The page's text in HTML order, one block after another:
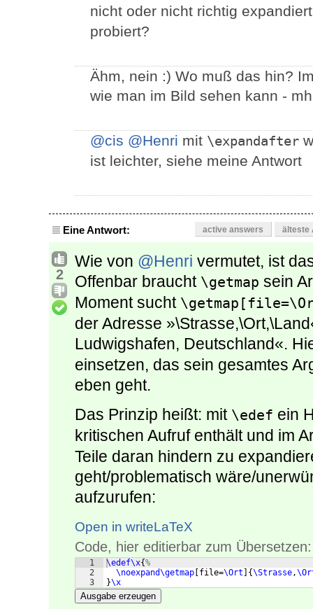
nicht oder nicht richtig
probiert?
Ähm, nein :) Wo muß das hin?
wie man im Bild sehen kann -
@cis @Henri mit \expandafter
ist leichter, siehe meine Antwort
Eine Antwort: active answers älteste
2
Wie von @Henri vermutet, ist
Offenbar braucht \getmap sein
Moment sucht
der Adresse
Ludwigshafen, Deutschland«.
einsetzen, das sein gesamtes
eben geht.
Das Prinzip heißt: mit \edef ein
kritischen Aufruf enthält und im
Teile daran hindern zu
geht/problematisch wäre/
aufzurufen:
Open in writeLaTeX
Code, hier editierbar zum Übersetzen:
1
2
3
\edef\x{%
\noexpand\getmap file=\Ort {\Strasse,
}\x
Ausgabe erzeugen